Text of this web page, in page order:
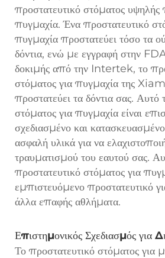
προστατευτικό στόματος υψηλής
πυγμαχία. Ένα προστατευτικό
πυγμαχία προστατεύει τόσο τα
δόντια, ενώ με εγγραφή στην
δοκιμής από την Intertek, το
στόματος για πυγμαχία της
προστατεύει τα δόντια σας. Αυτό
στόματος για πυγμαχία είναι
σχεδιασμένο και
ασφαλή υλικά για να
τραυματισμού του εαυτού σας.
προστατευτικό στόματος για
εμπιστευόμενο προστατευτικό
άλλα επαφής αθλήματα.
Επιστημονικός Σχεδιασμός για
Το προστατευτικό στόματος